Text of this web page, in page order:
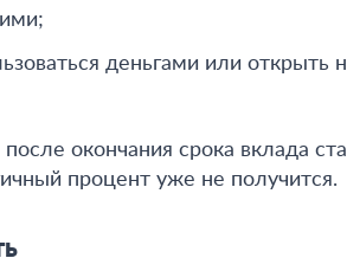
деньгами или открыть
окончания срока вклада
процент уже не получится.